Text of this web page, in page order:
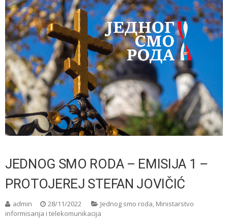
JEDNOG SMO RODA – EMISIJA 1 –
PROTOJEREJ STEFAN JOVIČIĆ
admin 28/11/2022 Jednog smo roda, Ministarstvo
informisanja i telekomunikacija